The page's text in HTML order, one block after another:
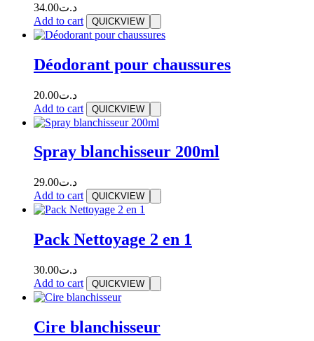
د.ت34.00
Add to cart
QUICKVIEW
Déodorant pour chaussures
د.ت20.00
Add to cart
QUICKVIEW
Spray blanchisseur 200ml
د.ت29.00
Add to cart
QUICKVIEW
Pack Nettoyage 2 en 1
د.ت30.00
Add to cart
QUICKVIEW
Cire blanchisseur